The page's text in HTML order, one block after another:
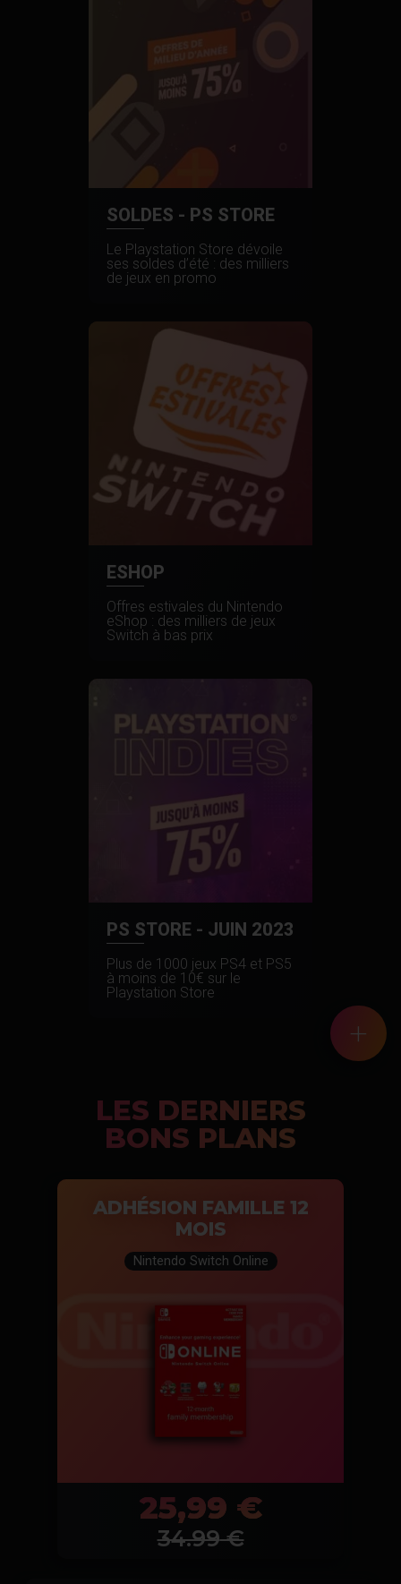
SOLDES - PS STORE
Le Playstation Store dévoile
ses soldes d’été : des milliers
de jeux en promo
ESHOP
Offres estivales du Nintendo
eShop : des milliers de jeux
Switch à bas prix
PS STORE - JUIN 2023
Plus de 1000 jeux PS4 et PS5
à moins de 10€ sur le
Playstation Store
+
LES DERNIERS
BONS PLANS
ADHÉSION FAMILLE 12
MOIS
Nintendo Switch Online
25,99 €
34.99€